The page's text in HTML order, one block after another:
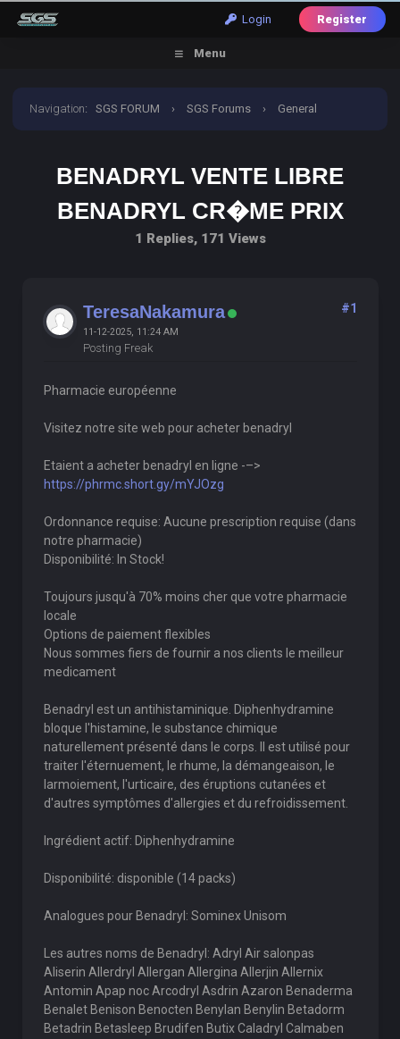
Login Register
Menu
Navigation:SGS FORUM › SGS Forums › General
BENADRYL VENTE LIBRE
BENADRYL CR�ME PRIX
1 Replies, 171 Views
TeresaNakamura
11-12-2025, 11:24 AM
Posting Freak
#1
Pharmacie européenne
Visitez notre site web pour acheter benadryl
Etaient a acheter benadryl en ligne -–>
https://phrmc.short.gy/mYJOzg
Ordonnance requise: Aucune prescription requise (dans
notre pharmacie)
Disponibilité: In Stock!
Toujours jusqu'à 70% moins cher que votre pharmacie
locale
Options de paiement flexibles
Nous sommes fiers de fournir a nos clients le meilleur
medicament
Benadryl est un antihistaminique. Diphenhydramine
bloque l'histamine, le substance chimique
naturellement présenté dans le corps. Il est utilisé pour
traiter l'éternuement, le rhume, la démangeaison, le
larmoiement, l'urticaire, des éruptions cutanées et
d'autres symptômes d'allergies et du refroidissement.
Ingrédient actif: Diphenhydramine
Disponibilité: disponible (14 packs)
Analogues pour Benadryl: Sominex Unisom
Les autres noms de Benadryl: Adryl Air salonpas
Aliserin Allerdryl Allergan Allergina Allerjin Allernix
Antomin Apap noc Arcodryl Asdrin Azaron Benaderma
Benalet Benison Benocten Benylan Benylin Betadorm
Betadrin Betasleep Brudifen Butix Caladryl Calmaben